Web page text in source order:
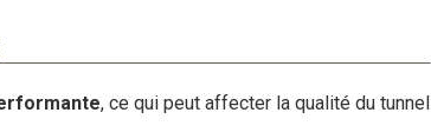
, ce qui peut affecter la qualité du tunnel